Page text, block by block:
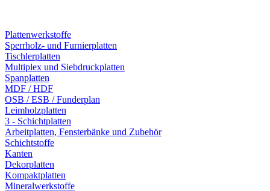
Plattenwerkstoffe
Sperrholz- und Furnierplatten
Tischlerplatten
Multiplex und Siebdruckplatten
Spanplatten
MDF / HDF
OSB / ESB / Funderplan
Leimholzplatten
3 - Schichtplatten
Arbeitplatten, Fensterbänke und Zubehör
Schichtstoffe
Kanten
Dekorplatten
Kompaktplatten
Mineralwerkstoffe